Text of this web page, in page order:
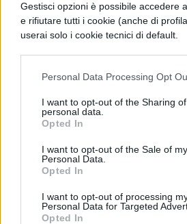
Gestisci opzioni è possibile accedere
e rifiutare tutti i cookie (anche di
userai solo i cookie tecnici di default.
Personal Data Processing Opt
I want to opt-out of the Sharing
personal data.
Opted In
I want to opt-out of the Sale of my
Personal Data.
Opted In
I want to opt-out of processing
Personal Data for Targeted
Opted In
nulla è rimasto anche
narrava il mito della
Giove e trasformata in
Giunone. Compose degli
invettiva politica, ma se
uno satirico contro
omosessualità. Quasi
elegie in memoria della
Quintilia, commossi e
tanto ammirati da